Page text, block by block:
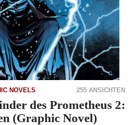
NOVELS 255 ANSICHTEN
des Prometheus 2:
(Graphic Novel)